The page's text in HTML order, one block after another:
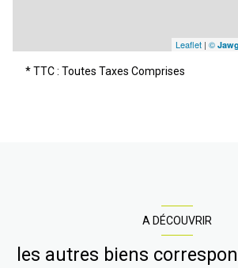
Leaflet | © Jawg
* TTC : Toutes Taxes Comprises
A DÉCOUVRIR
les autres biens